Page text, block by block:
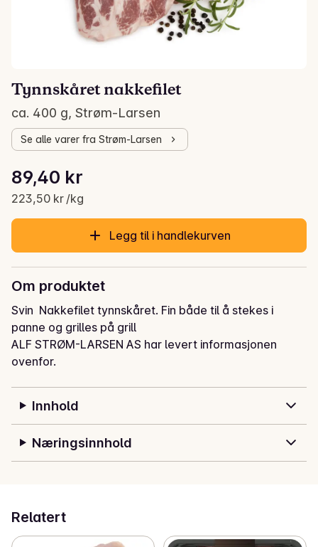
Tynnskåret nakkefilet
ca. 400 g, Strøm-Larsen
Se alle varer fra Strøm-Larsen
Gjeldende pris er: 89,40 kr
89,40 kr
223,50 kr /kg
Stykkpris: 223,50 kr /kg
Legg til i handlekurven
Om produktet
Svin  Nakkefilet tynnskåret. Fin både til å stekes i
panne og grilles på grill
ALF STRØM-LARSEN AS har levert informasjonen
ovenfor.
Innhold
Næringsinnhold
Relatert